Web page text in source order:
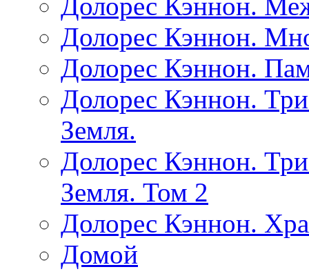
Долорес Кэннон.
Долорес Кэннон.
Долорес Кэннон.
Земля.
Долорес Кэннон.
Земля. Том 2
Долорес Кэннон.
Домой